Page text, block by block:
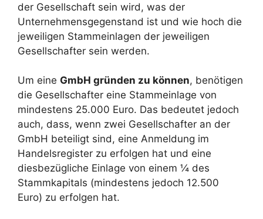
der Gesellschaft sein wird, was der
Unternehmensgegenstand ist und wie hoch die
jeweiligen Stammeinlagen der jeweiligen
Gesellschafter sein werden.
Um eine GmbH gründen zu können, benötigen
die Gesellschafter eine Stammeinlage von
mindestens 25.000 Euro. Das bedeutet jedoch
auch, dass, wenn zwei Gesellschafter an der
GmbH beteiligt sind, eine Anmeldung im
Handelsregister zu erfolgen hat und eine
diesbezügliche Einlage von einem ¼ des
Stammkapitals (mindestens jedoch 12.500
Euro) zu erfolgen hat.